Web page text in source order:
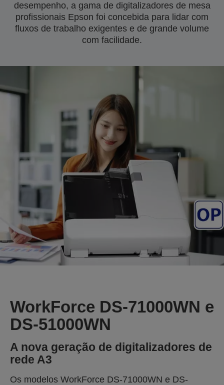
desempenho, a gama de digitalizadores de mesa
profissionais Epson foi concebida para lidar com
fluxos de trabalho exigentes e de grande volume
com facilidade.
WorkForce DS-71000WN e
DS-51000WN
A nova geração de digitalizadores de
rede A3
Os modelos WorkForce DS-71000WN e DS-